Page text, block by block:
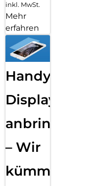
inkl. MwSt.
Mehr
erfahren
Handy
Displayfolie
anbringen
– Wir
kümmern